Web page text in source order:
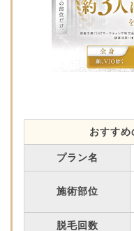
おすす
プラン名
施術部位
脱毛回数